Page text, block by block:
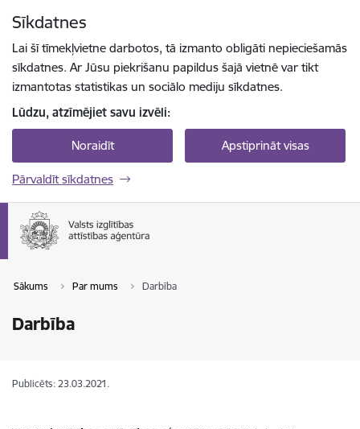
Sīkdatnes
Lai šī tīmekļvietne darbotos, tā izmanto obligāti nepieciešamās
sīkdatnes. Ar Jūsu piekrišanu papildus šajā vietnē var tikt
izmantotas statistikas un sociālo mediju sīkdatnes.
Lūdzu, atzīmējiet savu izvēli:
Noraidīt Apstiprināt visas
Pārvaldīt sīkdatnes
Sākums Par mums Darbība
Darbība
Publicēts: 23.03.2021.